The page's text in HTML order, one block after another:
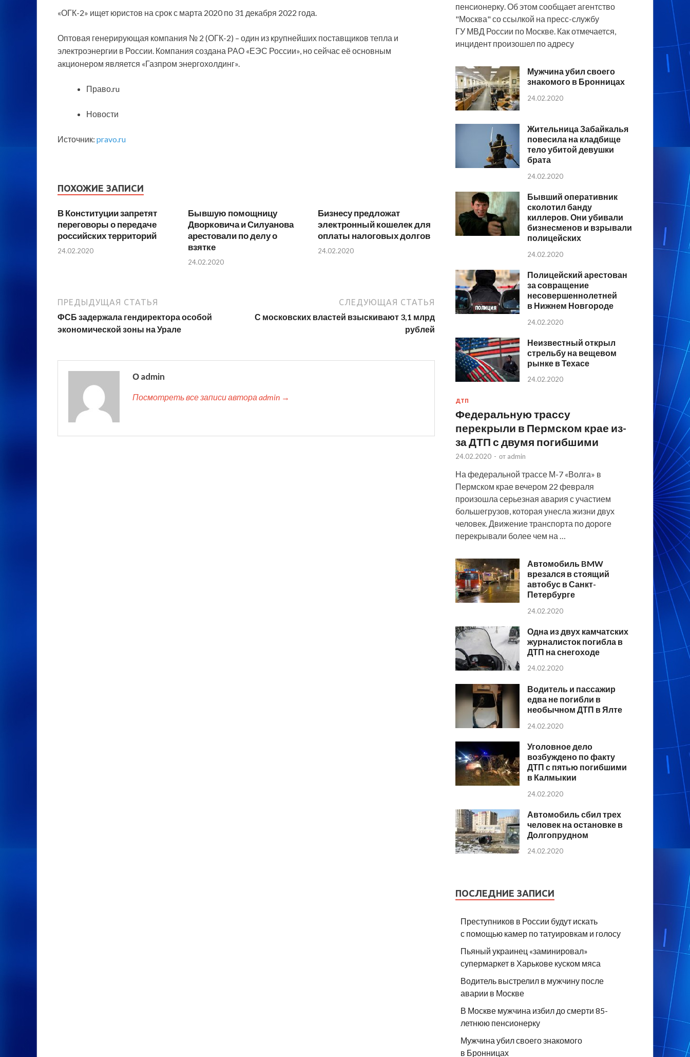
«ОГК-2» ищет юристов на срок с марта 2020 по 31 декабря 2022 года.
Оптовая генерирующая компания № 2 (ОГК-2) – один из крупнейших поставщиков тепла и
электроэнергии в России. Компания создана РАО «ЕЭС России», но сейчас её основным
акционером является «Газпром энергохолдинг».
Право.ru
Новости
Источник: pravo.ru
ПОХОЖИЕ ЗАПИСИ
В Конституции запретят
переговоры о передаче
российских территорий
24.02.2020
Бывшую помощницу
Дворковича и Силуанова
арестовали по делу о
взятке
24.02.2020
Бизнесу предложат
электронный кошелек для
оплаты налоговых долгов
24.02.2020
ПРЕДЫДУЩАЯ СТАТЬЯ
ФСБ задержала гендиректора особой
экономической зоны на Урале
СЛЕДУЮЩАЯ СТАТЬЯ
С московских властей взыскивают 3,1 млрд
рублей
О admin
Посмотреть все записи автора admin →
пенсионерку. Об этом сообщает агентство
"Москва" со ссылкой на пресс-службу
ГУ МВД России по Москве. Как отмечается,
инцидент произошел по адресу
Мужчина убил своего
знакомого в Бронницах
24.02.2020
Жительница Забайкалья
повесила на кладбище
тело убитой девушки
брата
24.02.2020
Бывший оперативник
сколотил банду
киллеров. Они убивали
бизнесменов и взрывали
полицейских
24.02.2020
Полицейский арестован
за совращение
несовершеннолетней
в Нижнем Новгороде
24.02.2020
Неизвестный открыл
стрельбу на вещевом
рынке в Техасе
24.02.2020
ДТП
Федеральную трассу
перекрыли в Пермском крае из-
за ДТП с двумя погибшими
24.02.2020 - от admin
На федеральной трассе М-7 «Волга» в
Пермском крае вечером 22 февраля
произошла серьезная авария с участием
большегрузов, которая унесла жизни двух
человек. Движение транспорта по дороге
перекрывали более чем на …
Автомобиль BMW
врезался в стоящий
автобус в Санкт-
Петербурге
24.02.2020
Одна из двух камчатских
журналисток погибла в
ДТП на снегоходе
24.02.2020
Водитель и пассажир
едва не погибли в
необычном ДТП в Ялте
24.02.2020
Уголовное дело
возбуждено по факту
ДТП с пятью погибшими
в Калмыкии
24.02.2020
Автомобиль сбил трех
человек на остановке в
Долгопрудном
24.02.2020
ПОСЛЕДНИЕ ЗАПИСИ
Преступников в России будут искать
с помощью камер по татуировкам и голосу
Пьяный украинец «заминировал»
супермаркет в Харькове куском мяса
Водитель выстрелил в мужчину после
аварии в Москве
В Москве мужчина избил до смерти 85-
летнюю пенсионерку
Мужчина убил своего знакомого
в Бронницах